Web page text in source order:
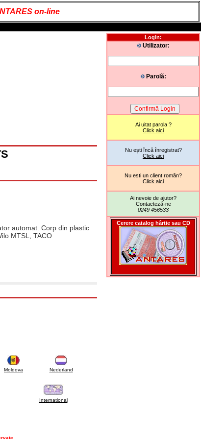
on-line
automat. Corp din plastic
MTSL, TACO
Moldova Nederland
International
Login:
Utilizator:
Parolă:
Ai uitat parola ?
Click aici
Nu eşti încă înregistrat?
Click aici
Nu esti un client român?
Click aici
Ai nevoie de ajutor?
Contacteză-ne
0249 456533
Cerere catalog hârtie sau CD